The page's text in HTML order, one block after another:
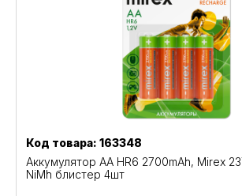
Код товара: 163348
Аккумулятор AA HR6 2700mAh, Mirex
NiMh блистер 4шт